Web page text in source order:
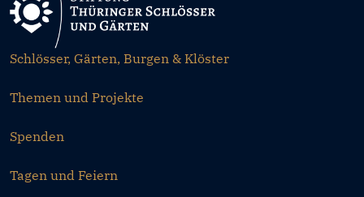
Schlösser, Gärten, Burgen & Klöster
Themen und Projekte
Spenden
Tagen und Feiern